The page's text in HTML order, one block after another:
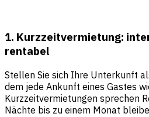
1. Kurzzeitvermietung:
rentabel
Stellen Sie sich Ihre Unterkunft
dem jede Ankunft eines Gastes
Kurzzeitvermietungen sprechen
Nächte bis zu einem Monat